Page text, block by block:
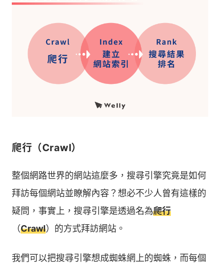
爬行（Crawl）
整個網路世界的網站這麼多，搜尋引擎究竟是如何
拜訪每個網站並瞭解內容？想必不少人曾有這樣的
疑問，事實上，搜尋引擎是透過名為爬行
（Crawl）的方式拜訪網站。
我們可以把搜尋引擎想成蜘蛛網上的蜘蛛，而每個